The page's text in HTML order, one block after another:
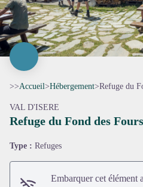
>>Accueil>Hébergement>Refuge du
VAL D'ISERE
Refuge du Fond des
Type : Refuges
Embarquer cet élément